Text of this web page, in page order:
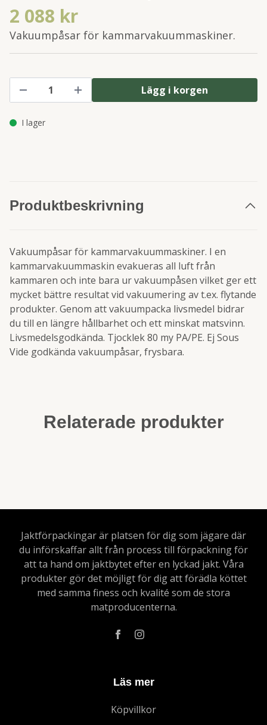
2 088 kr
Vakuumpåsar för kammarvakuummaskiner.
Lägg i korgen
I lager
Produktbeskrivning
Vakuumpåsar för kammarvakuummaskiner. I en
kammarvakuummaskin evakueras all luft från
kammaren och inte bara ur vakuumpåsen vilket ger ett
mycket bättre resultat vid vakuumering av t.ex. flytande
produkter. Genom att vakuumpacka livsmedel bidrar
du till en längre hållbarhet och ett minskat matsvinn.
Livsmedelsgodkända. Tjocklek 80 my PA/PE. Ej Sous
Vide godkända vakuumpåsar, frysbara.
Relaterade produkter
Jaktförpackingar är platsen för dig som jägare där
du införskaffar allt från process till förpackning för
att ta hand om jaktbytet efter en lyckad jakt. Våra
produkter gör det möjligt för dig att förädla köttet
med samma finess och kvalité som de stora
matproducenterna.
Läs mer
Köpvillkor